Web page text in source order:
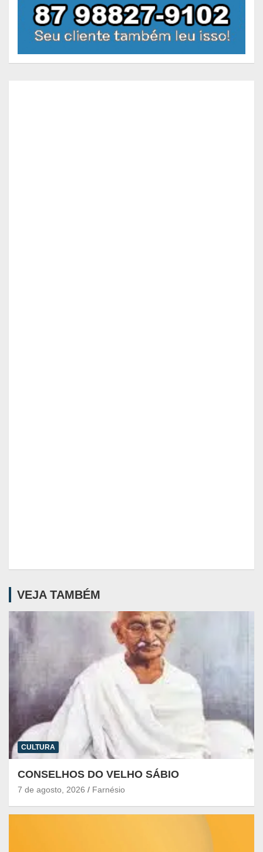
VEJA TAMBÉM
CULTURA
CONSELHOS DO VELHO SÁBIO
7 de agosto, 2026 Farnésio